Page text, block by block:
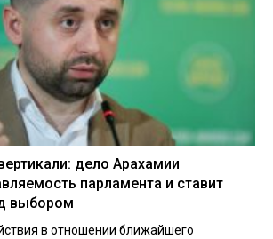
дело Арахамии
парламента и ставит
выбором
в отношении ближайшего